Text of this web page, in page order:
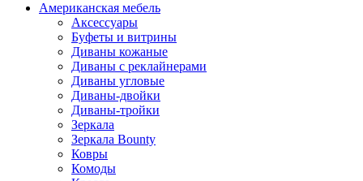
Американская мебель
Аксессуары
Буфеты и витрины
Диваны кожаные
Диваны с реклайнерами
Диваны угловые
Диваны-двойки
Диваны-тройки
Зеркала
Зеркала Bounty
Ковры
Комоды